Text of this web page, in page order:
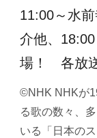
11:00～水
介他、
場！ 各放
©NHK NHKが
る歌の数々、
いる「日本の